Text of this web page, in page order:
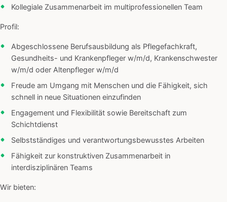
Kollegiale Zusammenarbeit im multiprofessionellen Team
Profil:
Abgeschlossene Berufsausbildung als Pflegefachkraft,
Gesundheits- und Krankenpfleger w/m/d, Krankenschwester
w/m/d oder Altenpfleger w/m/d
Freude am Umgang mit Menschen und die Fähigkeit, sich
schnell in neue Situationen einzufinden
Engagement und Flexibilität sowie Bereitschaft zum
Schichtdienst
Selbstständiges und verantwortungsbewusstes Arbeiten
Fähigkeit zur konstruktiven Zusammenarbeit in
interdisziplinären Teams
Wir bieten: